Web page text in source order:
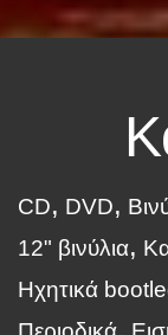
CD DVD
12" βινύλια
Ηχητικά